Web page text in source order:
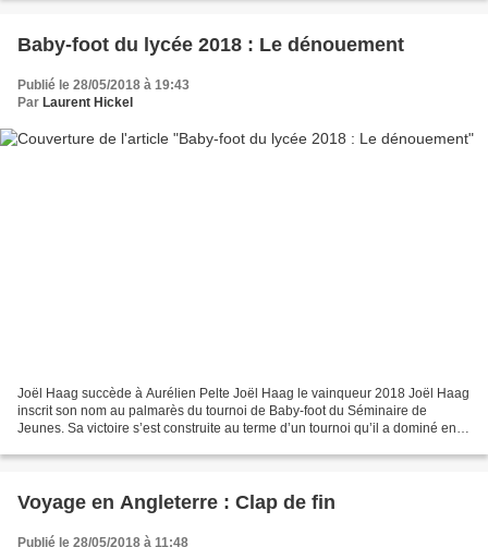
Baby-foot du lycée 2018 : Le dénouement
Publié le 28/05/2018 à 19:43
Par Laurent Hickel
Joël Haag succède à Aurélien Pelte Joël Haag le vainqueur 2018 Joël Haag
inscrit son nom au palmarès du tournoi de Baby-foot du Séminaire de
Jeunes. Sa victoire s’est construite au terme d’un tournoi qu’il a dominé en
Voyage en Angleterre : Clap de fin
Publié le 28/05/2018 à 11:48